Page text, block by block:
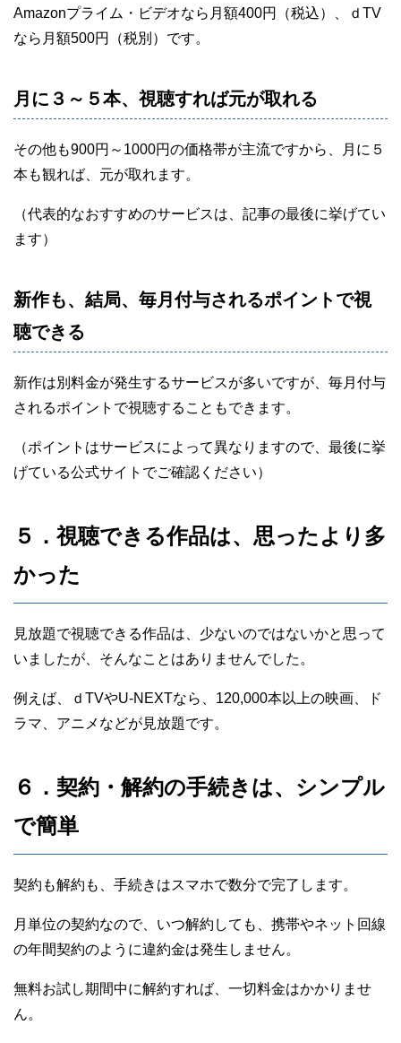
Amazonプライム・ビデオなら月額400円（税込）、ｄTV
なら月額500円（税別）です。
月に３～５本、視聴すれば元が取れる
その他も900円～1000円の価格帯が主流ですから、月に５
本も観れば、元が取れます。
（代表的なおすすめのサービスは、記事の最後に挙げてい
ます）
新作も、結局、毎月付与されるポイントで視
聴できる
新作は別料金が発生するサービスが多いですが、毎月付与
されるポイントで視聴することもできます。
（ポイントはサービスによって異なりますので、最後に挙
げている公式サイトでご確認ください）
５．視聴できる作品は、思ったより多
かった
見放題で視聴できる作品は、少ないのではないかと思って
いましたが、そんなことはありませんでした。
例えば、ｄTVやU-NEXTなら、120,000本以上の映画、ド
ラマ、アニメなどが見放題です。
６．契約・解約の手続きは、シンプル
で簡単
契約も解約も、手続きはスマホで数分で完了します。
月単位の契約なので、いつ解約しても、携帯やネット回線
の年間契約のように違約金は発生しません。
無料お試し期間中に解約すれば、一切料金はかかりませ
ん。